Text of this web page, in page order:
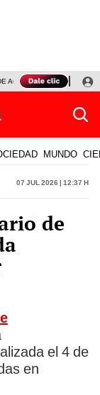
AGOSTO OLLANTA
MUNDO
07 Jul 2026 | 12:37 h
de
el 4 de
en